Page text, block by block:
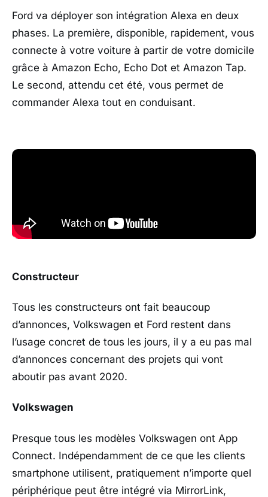
Ford va déployer son intégration Alexa en deux
phases. La première, disponible, rapidement, vous
connecte à votre voiture à partir de votre domicile
grâce à Amazon Echo, Echo Dot et Amazon Tap.
Le second, attendu cet été, vous permet de
commander Alexa tout en conduisant.
Constructeur
Tous les constructeurs ont fait beaucoup
d’annonces, Volkswagen et Ford restent dans
l’usage concret de tous les jours, il y a eu pas mal
d’annonces concernant des projets qui vont
aboutir pas avant 2020.
Volkswagen
Presque tous les modèles Volkswagen ont App
Connect. Indépendamment de ce que les clients
smartphone utilisent, pratiquement n’importe quel
périphérique peut être intégré via MirrorLink,